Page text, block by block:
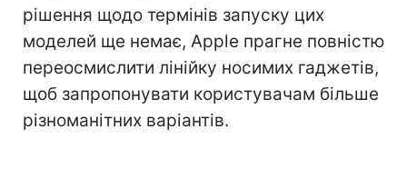
рішення щодо термінів запуску цих
моделей ще немає, Apple прагне повністю
переосмислити лінійку носимих гаджетів,
щоб запропонувати користувачам більше
різноманітних варіантів.